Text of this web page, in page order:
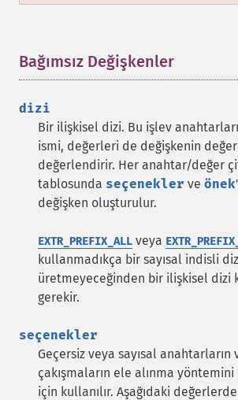
Bağımsız Değişkenler
dizi
Bir ilişkisel dizi. Bu işlev
ismi, değerleri de değişkenin
değerlendirir. Her anahtar/değer
tablosunda seçenekler ve önek
değişken oluşturulur.
EXTR_PREFIX_ALL veya
kullanmadıkça bir sayısal indisli
üretmeyeceğinden bir ilişkisel dizi
gerekir.
seçenekler
Geçersiz veya sayısal anahtarların
çakışmaların ele alınma
için kullanılır. Aşağıdaki